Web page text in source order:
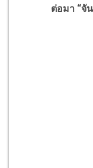
ต่อมา “จันทร์